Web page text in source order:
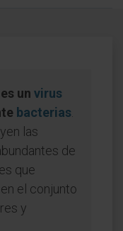
un virus
bacterias
las
de
que
el conjunto
y